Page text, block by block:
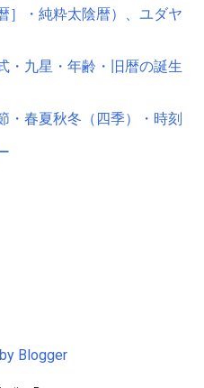
］・純粋太陰暦）、ユダヤ
・九星・年齢・旧暦の誕生
・春夏秋冬（四季）・時刻
Blogger